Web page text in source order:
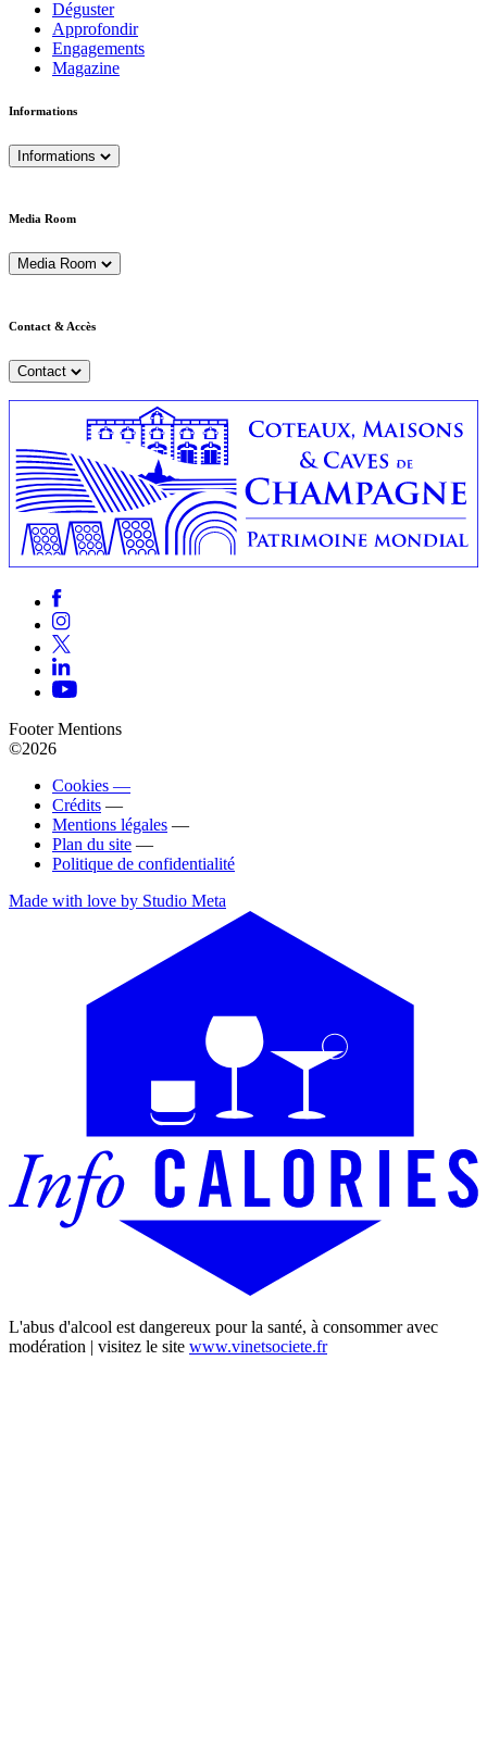
Déguster
Approfondir
Engagements
Magazine
Informations
Informations
Media Room
Media Room
Contact & Accès
Contact
Footer Mentions
©2026
Cookies —
Crédits —
Mentions légales —
Plan du site —
Politique de confidentialité
Made with love by Studio Meta
L'abus d'alcool est dangereux pour la santé, à consommer avec
modération | visitez le site www.vinetsociete.fr